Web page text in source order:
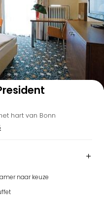
Bekijk op kaart
hart van Bonn
naar keuze